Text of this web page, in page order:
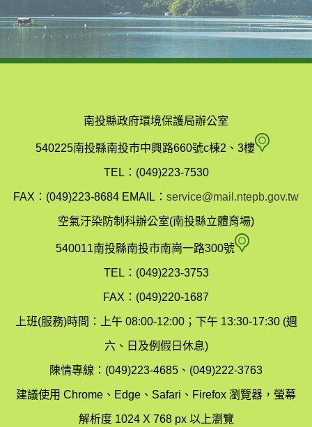
南投縣政府環境保護局辦公室
540225南投縣南投市中興路660號c棟2、3樓 南
縣
保
局
TEL：(049)223-7530
FAX：(049)223-8684 EMAIL： service@mail.ntepb.gov.tw
空氣汙染防制科辦公室(南投縣立體育場)
540011南投縣南投市南崗一路300號 空
染
制
科
TEL：(049)223-3753
FAX：(049)220-1687
上班(服務)時間：上午 08:00-12:00；下午 13:30-17:30 (週
六、日及例假日休息)
陳情專線：(049)223-4685、(049)222-3763
建議使用 Chrome、Edge、Safari、Firefox 瀏覽器，螢幕
解析度 1024 X 768 px 以上瀏覽